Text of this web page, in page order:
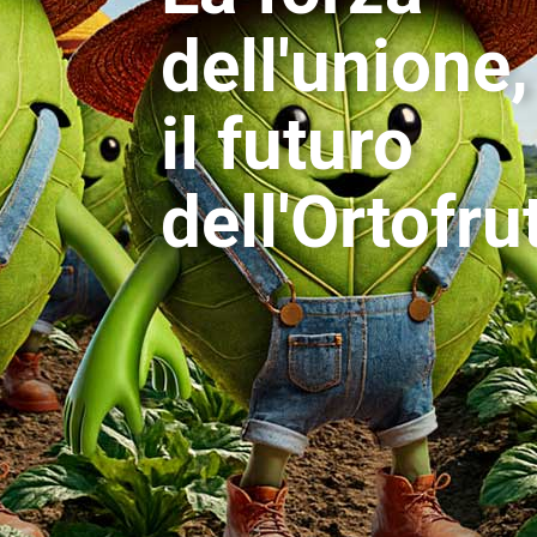
dell'unione,
il futuro